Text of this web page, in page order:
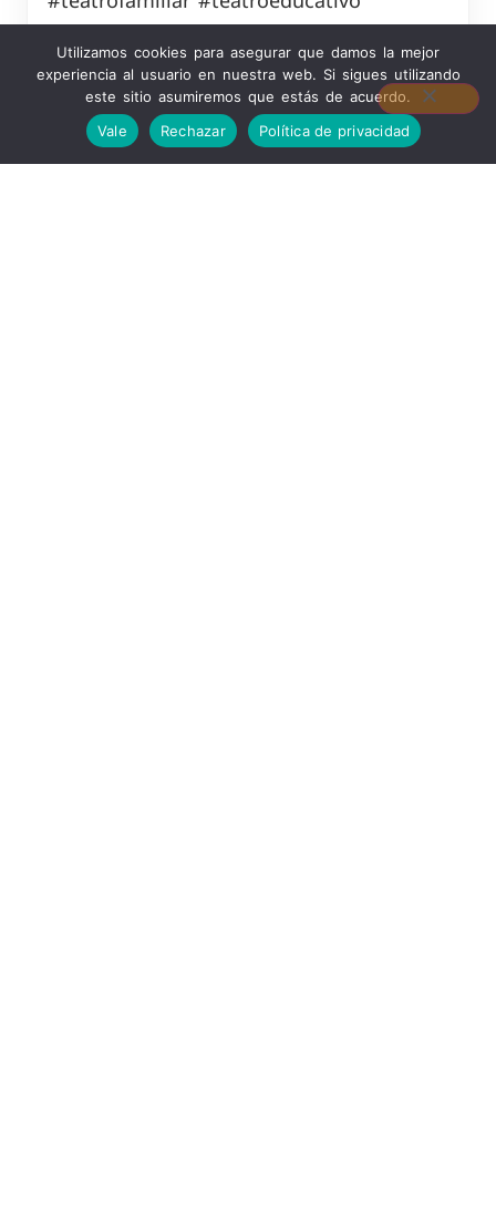
Utilizamos cookies para asegurar que damos la mejor
experiencia al usuario en nuestra web. Si sigues utilizando
este sitio asumiremos que estás de acuerdo.
Vale
Rechazar Política de privacidad